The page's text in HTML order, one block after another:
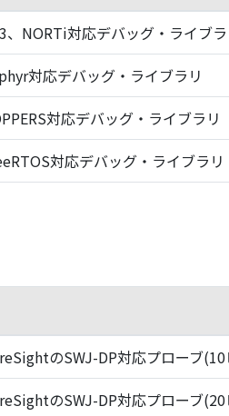
、NORTi対応デバッグ・ライブラ
対応デバッグ・ライブラリ
対応デバッグ・ライブラリ
対応デバッグ・ライブラリ
のSWJ-DP対応プローブ
のSWJ-DP対応プローブ